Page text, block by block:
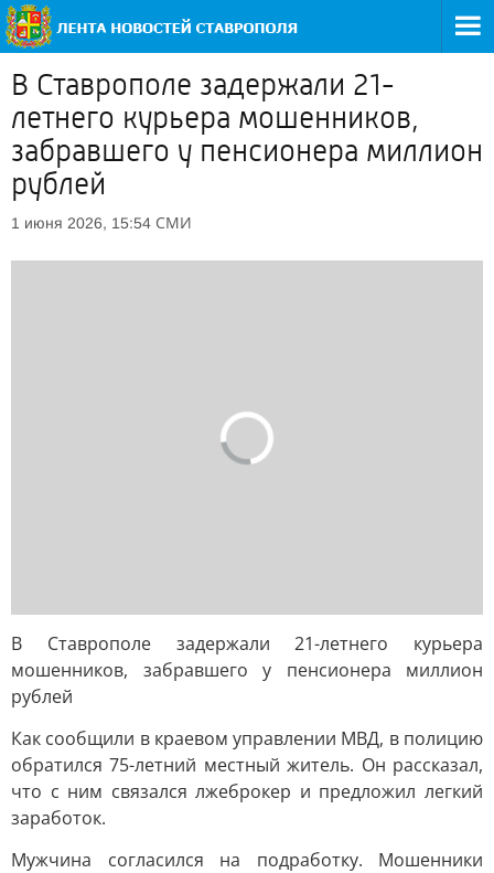
В Ставрополе задержали 21-
летнего курьера мошенников,
забравшего у пенсионера миллион
рублей
1 июня 2026, 15:54 СМИ
В Ставрополе задержали 21-летнего курьера
мошенников, забравшего у пенсионера миллион
рублей
Как сообщили в краевом управлении МВД, в полицию
обратился 75-летний местный житель. Он рассказал,
что с ним связался лжеброкер и предложил легкий
заработок.
Мужчина согласился на подработку. Мошенники